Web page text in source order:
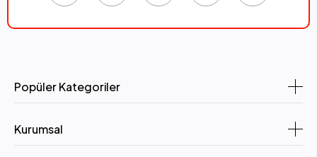
Popüler Kategoriler
Kurumsal